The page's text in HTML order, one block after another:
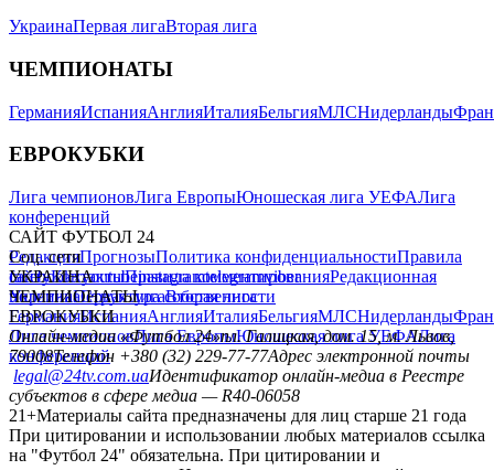
УкраинаПервая лигаВторая лига
ЧЕМПИОНАТЫ
ГерманияИспанияАнглияИталияБельгияМЛСНидерланды
ЕВРОКУБКИ
Лига чемпионовЛига ЕвропыЮношеская лига УЕФАЛига
конференций
САЙТ ФУТБОЛ 24
РедакцияПрогнозыПолитика конфиденциальностиПравила
сайтуКонтактыПравила комментированияРедакционная
политикаСтруктура собственности
Соц. сети
facebookxyoutubeinstagramtelegramviber
УКРАИНА
УкраинаПервая лигаВторая лига
ЧЕМПИОНАТЫ
ГерманияИспанияАнглияИталияБельгияМЛСНидерланды
ЕВРОКУБКИ
Лига чемпионовЛига ЕвропыЮношеская лига УЕФАЛига
конференций
Онлайн-медиа «Футбол 24»пл. Галицкая, дом. 15, м. Львов,
79008Телефон +380 (32) 229-77-77Адрес электронной почты
legal@24tv.com.uaИдентификатор онлайн-медиа в Реестре
субъектов в сфере медиа — R40-06058
21+Материалы сайта предназначены для лиц старше 21 года
При цитировании и использовании любых материалов ссылка
на "Футбол 24" обязательна. При цитировании и